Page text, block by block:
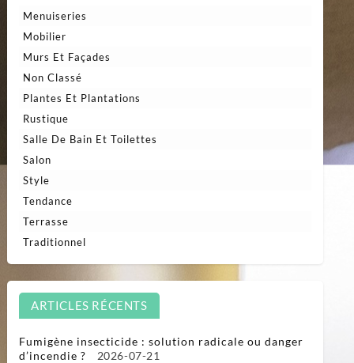
Menuiseries
Mobilier
Murs Et Façades
Non Classé
Plantes Et Plantations
Rustique
Salle De Bain Et Toilettes
Salon
Style
Tendance
Terrasse
Traditionnel
ARTICLES RÉCENTS
Fumigène insecticide : solution radicale ou danger
d’incendie ?
2026-07-21